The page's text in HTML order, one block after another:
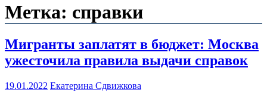
Метка: справки
Мигранты заплатят в бюджет: Москва
ужесточила правила выдачи справок
19.01.2022 Екатерина Сдвижкова